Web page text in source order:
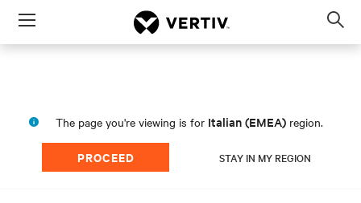
Menu
The page you're viewing is for Italian (EMEA) region.
PROCEED STAY IN MY REGION